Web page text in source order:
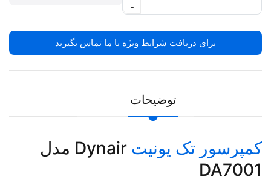
-
برای دریافت شرایط ویژه با ما تماس بگیرید
توضیحات
کمپرسور تک یونیت
Dynair مدل
DA7001